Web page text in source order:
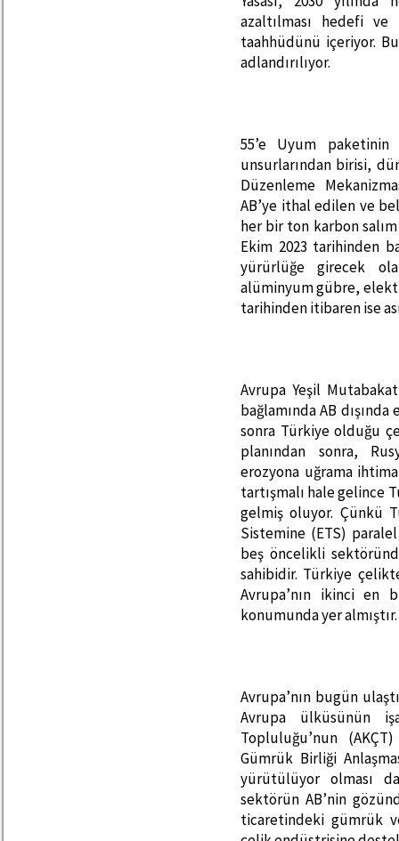
azaltılması hedefi ve
taahhüdünü içeriyor.
adlandırılıyor.
55’e Uyum
unsurlarından birisi,
Düzenleme
AB’ye ithal edilen ve
her bir ton karbon
Ekim 2023 tarihinden
yürürlüğe girecek
alüminyum gübre,
tarihinden itibaren ise
Avrupa Yeşil
bağlamında AB
sonra Türkiye olduğu
planından sonra,
erozyona uğrama
tartışmalı hale gelince
gelmiş oluyor. Çünkü
Sistemine (ETS)
beş öncelikli
sahibidir. Türkiye
Avrupa’nın ikinci en
konumunda yer almıştır.
Avrupa’nın bugün
Avrupa ülküsünün
Topluluğu’nun
Gümrük Birliği
yürütülüyor olması
sektörün AB’nin
ticaretindeki gümrük